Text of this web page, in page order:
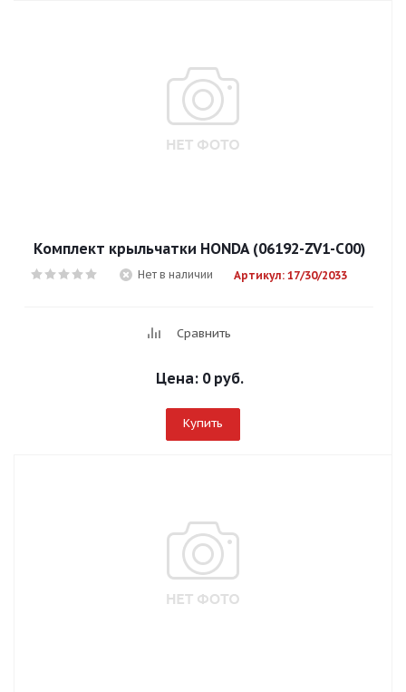
Комплект крыльчатки HONDA (06192-ZV1-C00)
Нет в наличии Артикул: 17/30/2033
Сравнить
Цена: 0 руб.
Купить